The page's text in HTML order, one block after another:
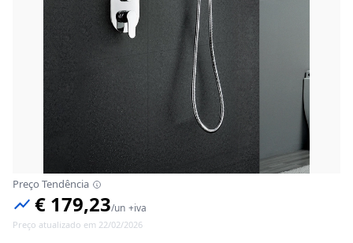
Preço Tendência
€ 179,23/un +iva
Preço atualizado em 22/02/2026